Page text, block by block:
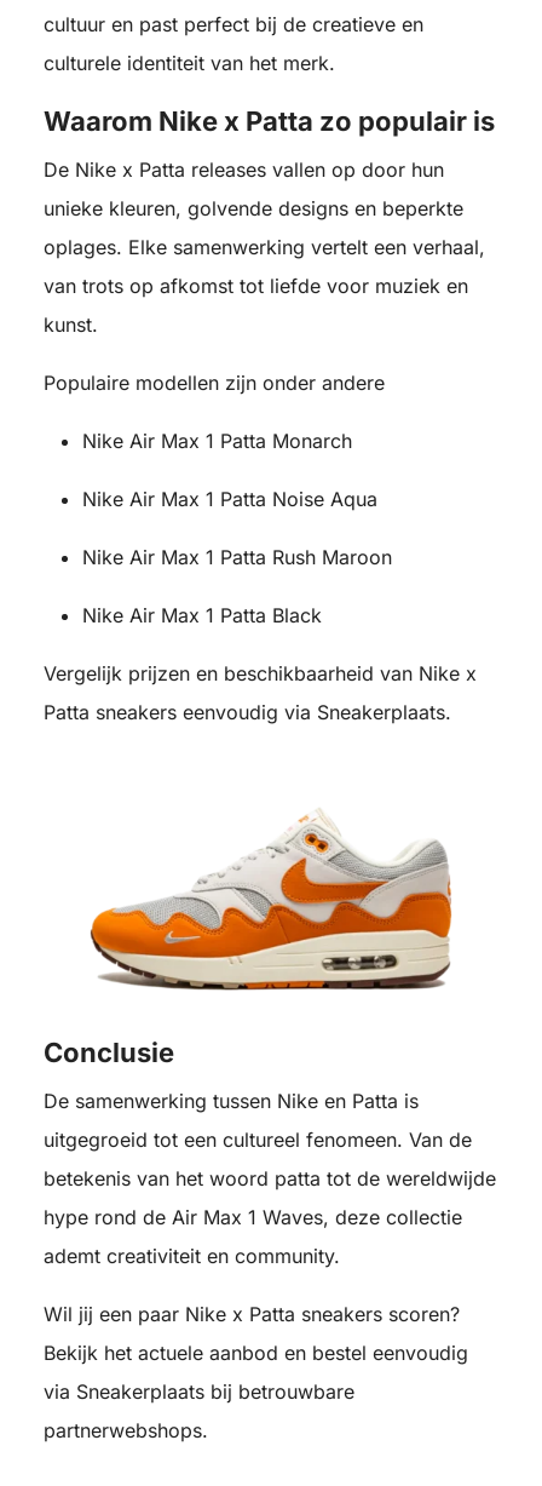
cultuur en past perfect bij de creatieve en
culturele identiteit van het merk.
Waarom Nike x Patta zo populair is
De Nike x Patta releases vallen op door hun
unieke kleuren, golvende designs en beperkte
oplages. Elke samenwerking vertelt een verhaal,
van trots op afkomst tot liefde voor muziek en
kunst.
Populaire modellen zijn onder andere
Nike Air Max 1 Patta Monarch
Nike Air Max 1 Patta Noise Aqua
Nike Air Max 1 Patta Rush Maroon
Nike Air Max 1 Patta Black
Vergelijk prijzen en beschikbaarheid van Nike x
Patta sneakers eenvoudig via Sneakerplaats.
Conclusie
De samenwerking tussen Nike en Patta is
uitgegroeid tot een cultureel fenomeen. Van de
betekenis van het woord patta tot de wereldwijde
hype rond de Air Max 1 Waves, deze collectie
ademt creativiteit en community.
Wil jij een paar Nike x Patta sneakers scoren?
Bekijk het actuele aanbod en bestel eenvoudig
via Sneakerplaats bij betrouwbare
partnerwebshops.